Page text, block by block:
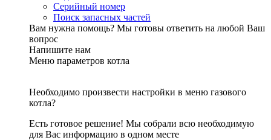
Серийный номер
Поиск запасных частей
Вам нужна помощь? Мы готовы ответить на любой Ваш
вопрос
Напишите нам
Меню параметров котла
Необходимо произвести настройки в меню газового
котла?
Есть готовое решение! Мы собрали всю необходимую
для Вас информацию в одном месте